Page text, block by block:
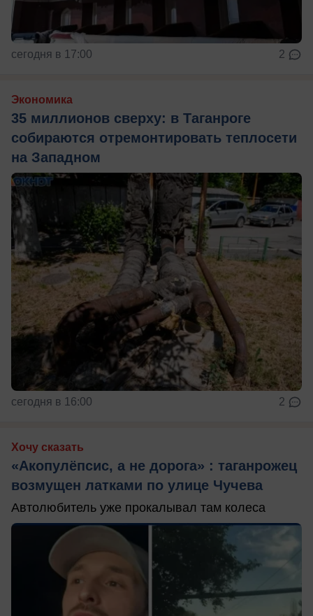
сегодня в 17:00 2
Экономика
35 миллионов сверху: в Таганроге
собираются отремонтировать теплосети
на Западном
сегодня в 16:00 2
Хочу сказать
«Акопулёпсис, а не дорога» : таганрожец
возмущен латками по улице Чучева
Автолюбитель уже прокалывал там колеса